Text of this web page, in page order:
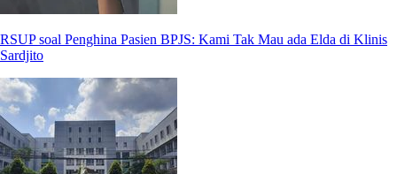
RSUP soal Penghina Pasien BPJS: Kami Tak Mau ada Elda di Klinis
Sardjito